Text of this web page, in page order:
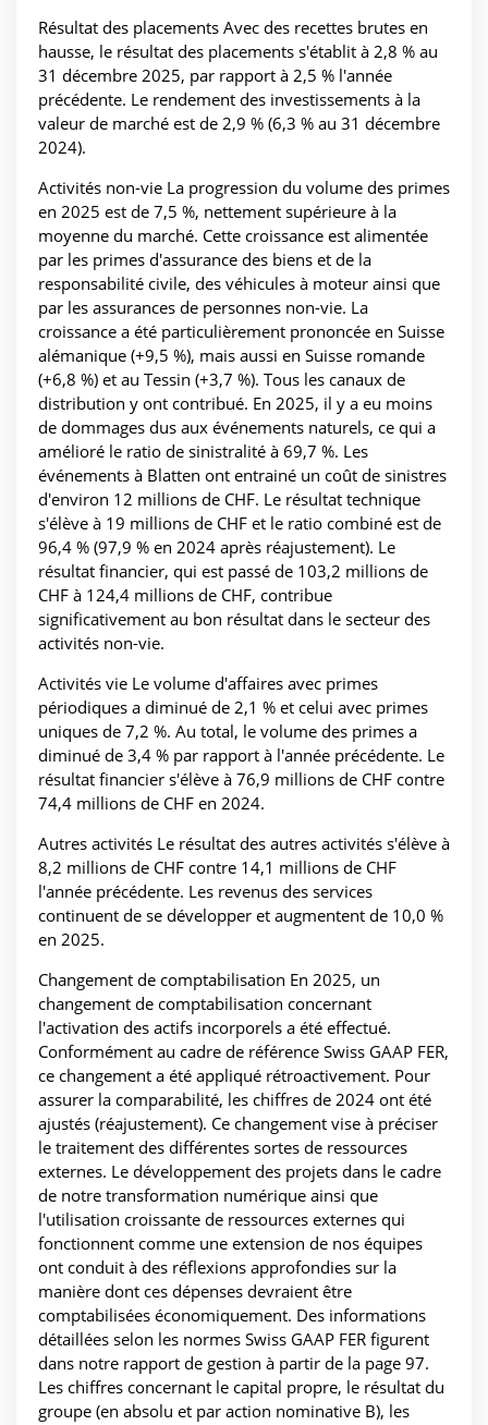
Résultat des placements Avec des recettes brutes en
hausse, le résultat des placements s'établit à 2,8 % au
31 décembre 2025, par rapport à 2,5 % l'année
précédente. Le rendement des investissements à la
valeur de marché est de 2,9 % (6,3 % au 31 décembre
2024).
Activités non-vie La progression du volume des primes
en 2025 est de 7,5 %, nettement supérieure à la
moyenne du marché. Cette croissance est alimentée
par les primes d'assurance des biens et de la
responsabilité civile, des véhicules à moteur ainsi que
par les assurances de personnes non-vie. La
croissance a été particulièrement prononcée en Suisse
alémanique (+9,5 %), mais aussi en Suisse romande
(+6,8 %) et au Tessin (+3,7 %). Tous les canaux de
distribution y ont contribué. En 2025, il y a eu moins
de dommages dus aux événements naturels, ce qui a
amélioré le ratio de sinistralité à 69,7 %. Les
événements à Blatten ont entrainé un coût de sinistres
d'environ 12 millions de CHF. Le résultat technique
s'élève à 19 millions de CHF et le ratio combiné est de
96,4 % (97,9 % en 2024 après réajustement). Le
résultat financier, qui est passé de 103,2 millions de
CHF à 124,4 millions de CHF, contribue
significativement au bon résultat dans le secteur des
activités non-vie.
Activités vie Le volume d'affaires avec primes
périodiques a diminué de 2,1 % et celui avec primes
uniques de 7,2 %. Au total, le volume des primes a
diminué de 3,4 % par rapport à l'année précédente. Le
résultat financier s'élève à 76,9 millions de CHF contre
74,4 millions de CHF en 2024.
Autres activités Le résultat des autres activités s'élève à
8,2 millions de CHF contre 14,1 millions de CHF
l'année précédente. Les revenus des services
continuent de se développer et augmentent de 10,0 %
en 2025.
Changement de comptabilisation En 2025, un
changement de comptabilisation concernant
l'activation des actifs incorporels a été effectué.
Conformément au cadre de référence Swiss GAAP FER,
ce changement a été appliqué rétroactivement. Pour
assurer la comparabilité, les chiffres de 2024 ont été
ajustés (réajustement). Ce changement vise à préciser
le traitement des différentes sortes de ressources
externes. Le développement des projets dans le cadre
de notre transformation numérique ainsi que
l'utilisation croissante de ressources externes qui
fonctionnent comme une extension de nos équipes
ont conduit à des réflexions approfondies sur la
manière dont ces dépenses devraient être
comptabilisées économiquement. Des informations
détaillées selon les normes Swiss GAAP FER figurent
dans notre rapport de gestion à partir de la page 97.
Les chiffres concernant le capital propre, le résultat du
groupe (en absolu et par action nominative B), les